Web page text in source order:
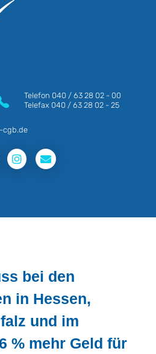
Telefon 040 / 63 28 02 - 00
Telefax 040 / 63 28 02 - 25
cgb.de
bei den
in Hessen,
und im
% mehr Geld für